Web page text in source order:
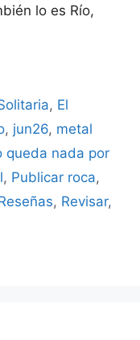
lo es Río,
, El
, jun26, metal
queda nada por
, Publicar roca,
, Revisar,